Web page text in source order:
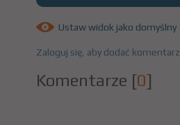
Ustaw widok jako domyślny
Zaloguj się, aby dodać komentarz
Komentarze [0]